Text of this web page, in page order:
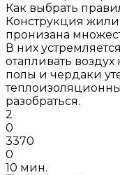
Как выбрать
Конструкция
пронизана
В них
отапливать
полы и чердаки
разобраться.
2
0
3370
0
10 мин.